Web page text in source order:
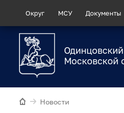
Округ МСУ Документы
Московской
Новости